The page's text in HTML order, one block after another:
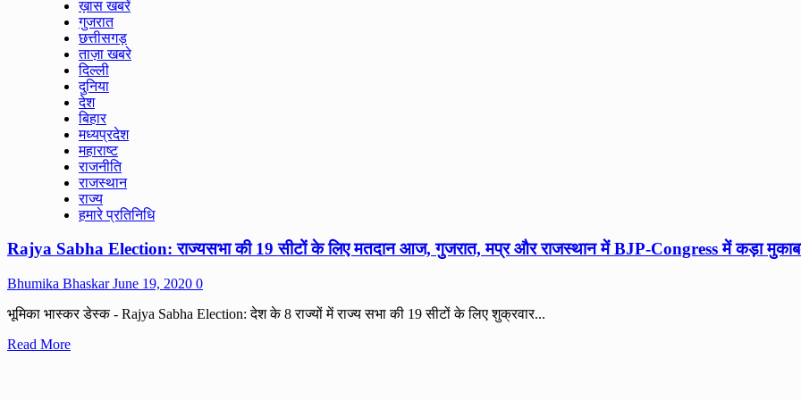
फाइनेंशियल
सर्विस
प्राइवेट
लिमिटेड
के
द्वारा
अमरोली
ऑनलाइन
जॉब
फेयर
आयोजित।
ख़ास खबरें
गुजरात
छत्तीसगड़
ताज़ा खबरे
दिल्ली
दुनिया
देश
बिहार
मध्यप्रदेश
महाराष्ट
राजनीति
राजस्थान
राज्य
हमारे प्रतिनिधि
Rajya Sabha Election: राज्‍यसभा की 19 सीटों के लिए मतदान आज, गुजरात, मप्र और राजस्थान में BJP-Congress में कड़ा
Bhumika BhaskarJune 19, 2020 0
भूमिका भास्कर डेस्क - Rajya Sabha Election: देश के 8 राज्यों में राज्य सभा की 19 सीटों के लिए शुक्रवार...
Read MoreRead